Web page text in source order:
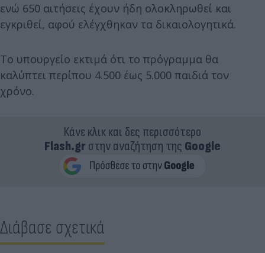
ενώ 650 αιτήσεις έχουν ήδη ολοκληρωθεί και
εγκριθεί, αφού ελέγχθηκαν τα δικαιολογητικά.
Το υπουργείο εκτιμά ότι το πρόγραμμα θα
καλύπτει περίπου 4.500 έως 5.000 παιδιά τον
χρόνο.
Κάνε κλικ και δες περισσότερο
Flash.grστην αναζήτηση της Google
Διάβασε σχετικά